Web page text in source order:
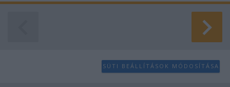
SÜTI BEÁLLÍTÁSOK MÓDOSÍTÁSA